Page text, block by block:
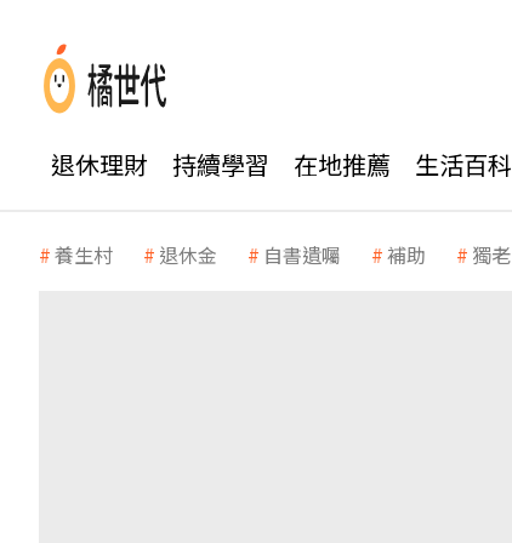
退休理財 持續學習 在地推薦 生活百科
養生村 退休金 自書遺囑 補助 獨老